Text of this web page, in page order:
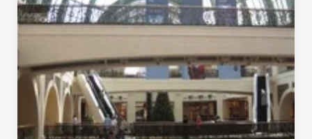
e
Ski